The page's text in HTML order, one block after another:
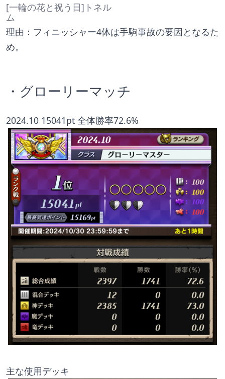
[一輪の花と祝う日]トネル
ム
理由：フィニッシャー4体は手駒事故の要因となるた
め。
・グローリーマッチ
2024.10 15041pt 全体勝率72.6%
主な使用デッキ